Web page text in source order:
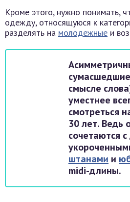
Кроме этого, нужно понимать,
одежду, относящуюся к
разделять на молодежные и
смысле
уместнее
смотреться
30 лет. Ведь
сочетаются
штанами и
midi-длины.